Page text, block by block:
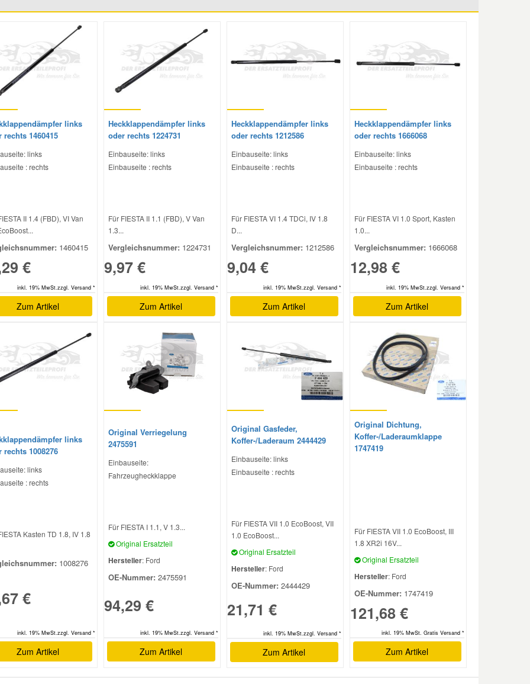
links
rechts 1460415
links
: rechts
II 1.4 (FBD), VI Van
1460415
€
inkl. 19% MwSt.zzgl. Versand *
Zum Artikel
Heckklappendämpfer links
oder rechts 1224731
Einbauseite: links
Einbauseite : rechts
Für FIESTA II 1.1 (FBD), V Van
1.3...
Vergleichsnummer: 1224731
9,97 €
inkl. 19% MwSt.zzgl. Versand *
Zum Artikel
Heckklappendämpfer links
oder rechts 1212586
Einbauseite: links
Einbauseite : rechts
Für FIESTA VI 1.4 TDCi, IV 1.8
D...
Vergleichsnummer: 1212586
9,04 €
inkl. 19% MwSt.zzgl. Versand *
Zum Artikel
Heckklappendämpfer links
oder rechts 1666068
Einbauseite: links
Einbauseite : rechts
Für FIESTA VI 1.0 Sport, Kasten
1.0...
Vergleichsnummer: 1666068
12,98 €
inkl. 19% MwSt.zzgl. Versand *
Zum Artikel
links
rechts 1008276
links
: rechts
Kasten TD 1.8, IV 1.8
1008276
€
inkl. 19% MwSt.zzgl. Versand *
Zum Artikel
Original Verriegelung
2475591
Einbauseite:
Fahrzeugheckklappe
Für FIESTA I 1.1, V 1.3...
Original Ersatzteil
Hersteller: Ford
OE-Nummer: 2475591
94,29 €
inkl. 19% MwSt.zzgl. Versand *
Zum Artikel
Original Gasfeder,
Koffer-/Laderaum 2444429
Einbauseite: links
Einbauseite : rechts
Für FIESTA VII 1.0 EcoBoost, VII
1.0 EcoBoost...
Original Ersatzteil
Hersteller: Ford
OE-Nummer: 2444429
21,71 €
inkl. 19% MwSt.zzgl. Versand *
Zum Artikel
Original Dichtung,
Koffer-/Laderaumklappe
1747419
Für FIESTA VII 1.0 EcoBoost, III
1.8 XR2i 16V...
Original Ersatzteil
Hersteller: Ford
OE-Nummer: 1747419
121,68 €
inkl. 19% MwSt. Gratis Versand *
Zum Artikel